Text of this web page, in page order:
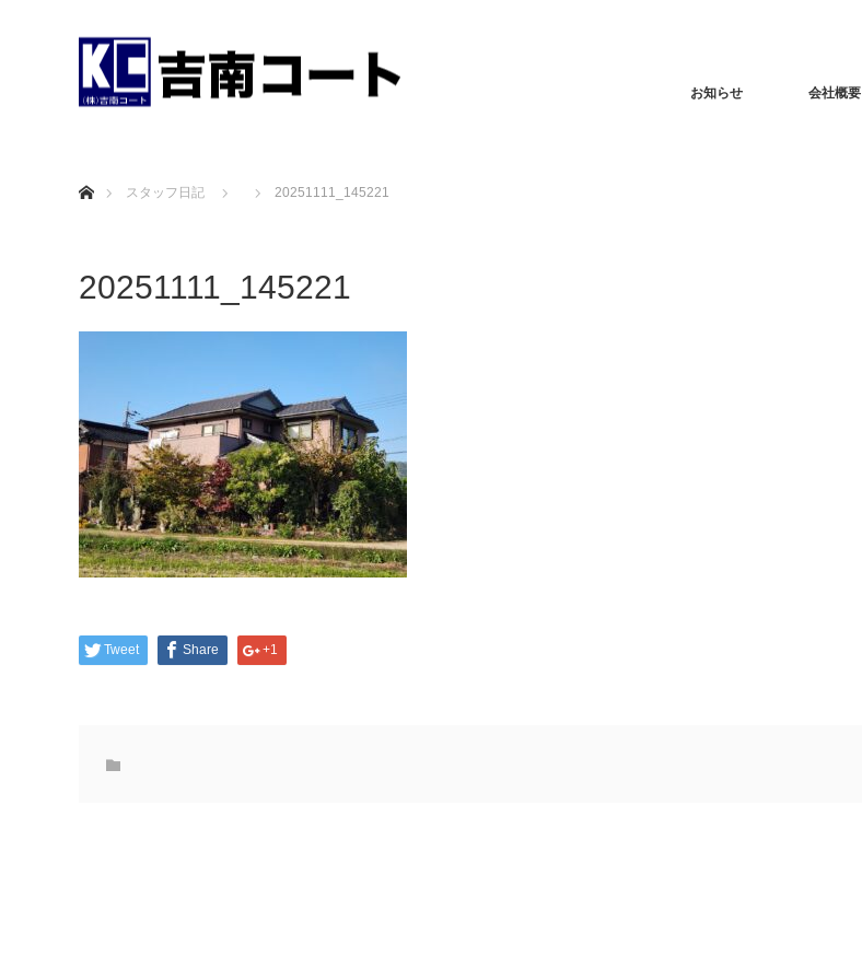
お知らせ 会社概要
スタッフ日記
20251111_145221
20251111_145221
Tweet Share +1